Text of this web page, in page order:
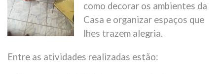
como decorar os ambientes da
Casa e organizar espaços que
lhes trazem alegria.
Entre as atividades realizadas estão: